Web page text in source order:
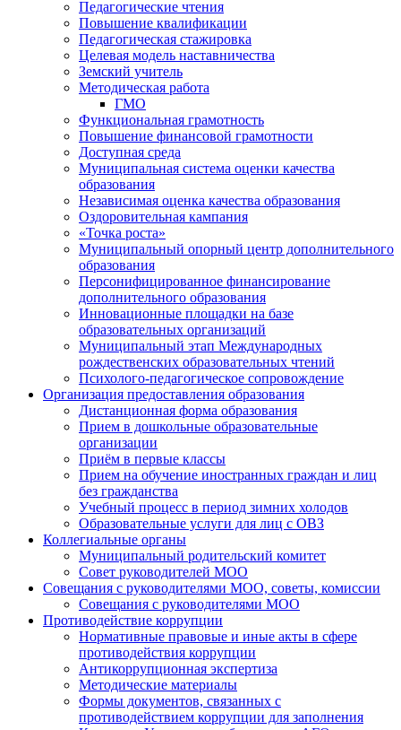
Педагогические чтения
Повышение квалификации
Педагогическая стажировка
Целевая модель наставничества
Земский учитель
Методическая работа
ГМО
Функциональная грамотность
Повышение финансовой грамотности
Доступная среда
Муниципальная система оценки качества
образования
Независимая оценка качества образования
Оздоровительная кампания
«Точка роста»
Муниципальный опорный центр дополнительного
образования
Персонифицированное финансирование
дополнительного образования
Инновационные площадки на базе
образовательных организаций
Муниципальный этап Международных
рождественских образовательных чтений
Психолого-педагогическое сопровождение
Организация предоставления образования
Дистанционная форма образования
Прием в дошкольные образовательные
организации
Приём в первые классы
Прием на обучение иностранных граждан и лиц
без гражданства
Учебный процесс в период зимних холодов
Образовательные услуги для лиц с ОВЗ
Коллегиальные органы
Муниципальный родительский комитет
Совет руководителей МОО
Совещания с руководителями МОО, советы, комиссии
Совещания с руководителями МОО
Противодействие коррупции
Нормативные правовые и иные акты в сфере
противодействия коррупции
Антикоррупционная экспертиза
Методические материалы
Формы документов, связанных с
противодействием коррупции для заполнения